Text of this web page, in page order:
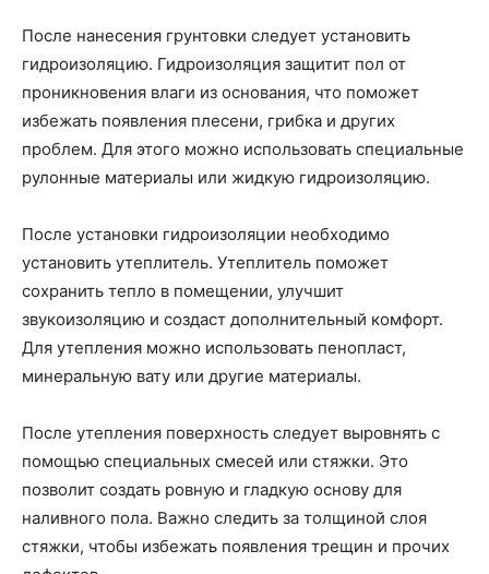
После нанесения грунтовки следует установить
гидроизоляцию. Гидроизоляция защитит пол от
проникновения влаги из основания, что поможет
избежать появления плесени, грибка и других
проблем. Для этого можно использовать специальные
рулонные материалы или жидкую гидроизоляцию.
После установки гидроизоляции необходимо
установить утеплитель. Утеплитель поможет
сохранить тепло в помещении, улучшит
звукоизоляцию и создаст дополнительный комфорт.
Для утепления можно использовать пенопласт,
минеральную вату или другие материалы.
После утепления поверхность следует выровнять с
помощью специальных смесей или стяжки. Это
позволит создать ровную и гладкую основу для
наливного пола. Важно следить за толщиной слоя
стяжки, чтобы избежать появления трещин и прочих